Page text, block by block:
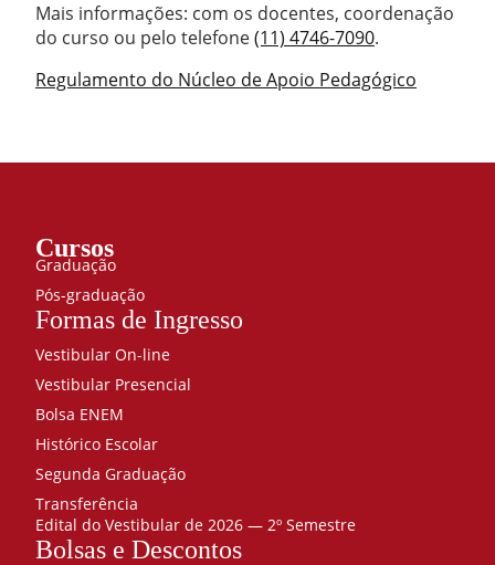
Mais informações: com os docentes, coordenação
do curso ou pelo telefone(11) 4746-7090.
Regulamento do Núcleo de Apoio Pedagógico
Cursos
Graduação
Pós-graduação
Formas de Ingresso
Vestibular On-line
Vestibular Presencial
Bolsa ENEM
Histórico Escolar
Segunda Graduação
Transferência
Edital do Vestibular de 2026 — 2º Semestre
Bolsas e Descontos